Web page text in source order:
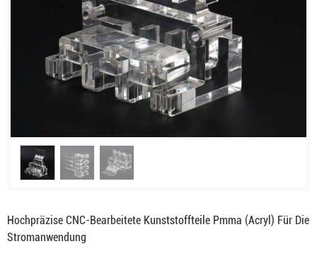
Hochpräzise CNC-Bearbeitete Kunststoffteile Pmma (Acryl) Für Die
Stromanwendung